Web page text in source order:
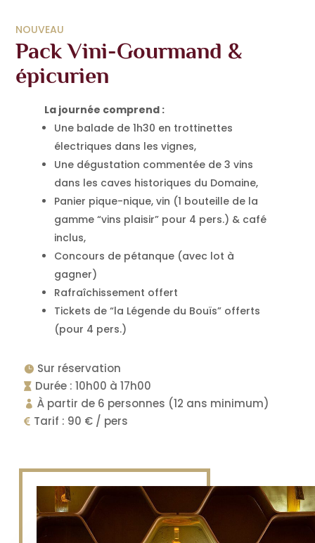
NOUVEAU
Pack Vini-Gourmand &
épicurien
La journée comprend :
Une balade de 1h30 en trottinettes
électriques dans les vignes,
Une dégustation commentée de 3 vins
dans les caves historiques du Domaine,
Panier pique-nique, vin (1 bouteille de la
gamme “vins plaisir” pour 4 pers.) & café
inclus,
Concours de pétanque (avec lot à
gagner)
Rafraîchissement offert
Tickets de “la Légende du Bouïs” offerts
(pour 4 pers.)
 Sur réservation
 Durée : 10h00 à 17h00
 À partir de 6 personnes (12 ans minimum)
 Tarif : 90 € / pers